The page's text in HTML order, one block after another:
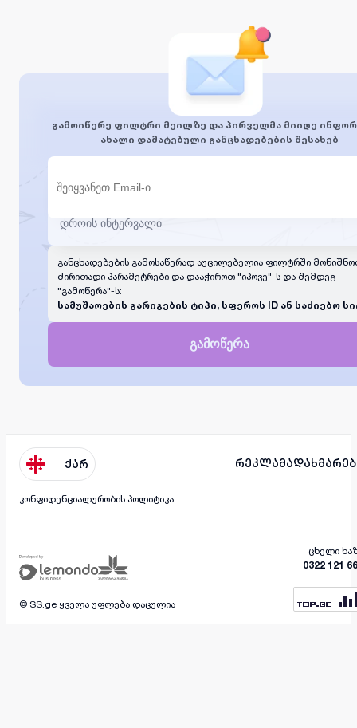
გამოიწერე ფილტრი მეილზე და პირველმა მიიღე
ახალი დამატებული განცხადებების შესახებ
განცხადებების გამოსაწერად აუცილებელია ფილტრში
ძირითადი პარამეტრები და დააჭიროთ "იპოვე"-ს და შემდეგ
"გამოწერა"-ს:
სამუშაოების გარიგების ტიპი, სფეროს ID ან საძიებო
გამოწერა
ქარ რეკლამა
კონფიდენციალურობის პოლიტიკა
ცხელი
0322 121
© SS.ge ყველა უფლება დაცულია